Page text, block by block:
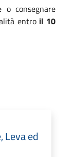
o consegnare
entro il 10
Leva ed